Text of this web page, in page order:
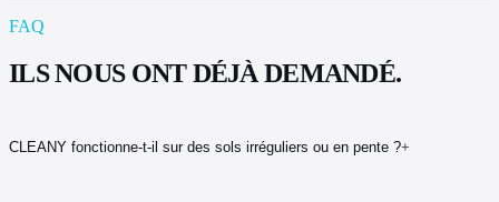
FAQ
ILS NOUS ONT DÉJÀ DEMANDÉ.
CLEANY fonctionne-t-il sur des sols irréguliers ou en pente ?+